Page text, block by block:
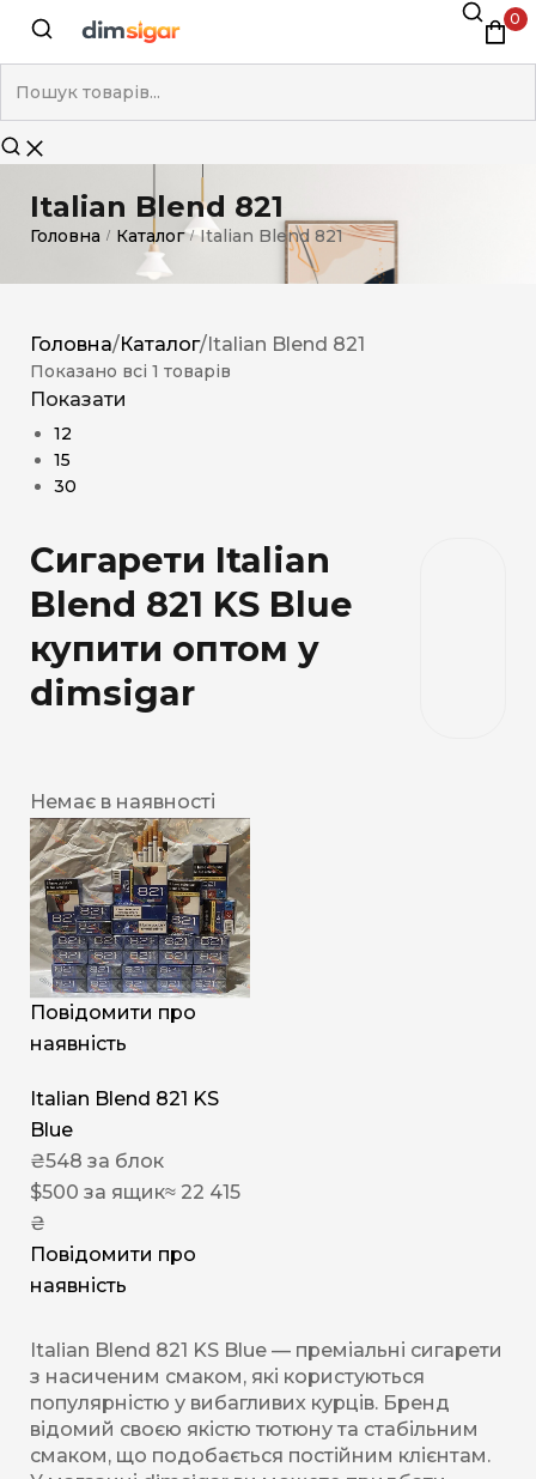
0
Italian Blend 821
Головна / Каталог / Italian Blend 821
Головна/Каталог/ Italian Blend 821
Показано всі 1 товарів
Показати
12
15
30
Сигарети Italian
Blend 821 KS Blue
купити оптом у
dimsigar
Немає в наявності
Повідомити про
наявність
Italian Blend 821 KS
Blue
₴548 за блок
$500 за ящик≈ 22 415
₴
Повідомити про
наявність
Italian Blend 821 KS Blue — преміальні сигарети
з насиченим смаком, які користуються
популярністю у вибагливих курців. Бренд
відомий своєю якістю тютюну та стабільним
смаком, що подобається постійним клієнтам.